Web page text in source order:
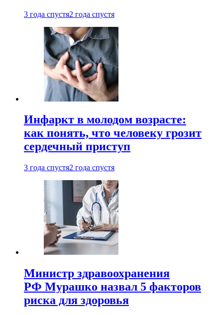
3 года спустя2 года спустя
Инфаркт в молодом возрасте:
как понять, что человеку грозит
сердечный приступ
3 года спустя2 года спустя
Министр здравоохранения
РФ Мурашко назвал 5 факторов
риска для здоровья